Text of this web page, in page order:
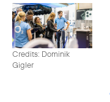
Credits: Dominik
Gigler